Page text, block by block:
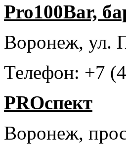
Pro100Bar,
Воронеж, ул.
Телефон: +7
PROспект
Воронеж,